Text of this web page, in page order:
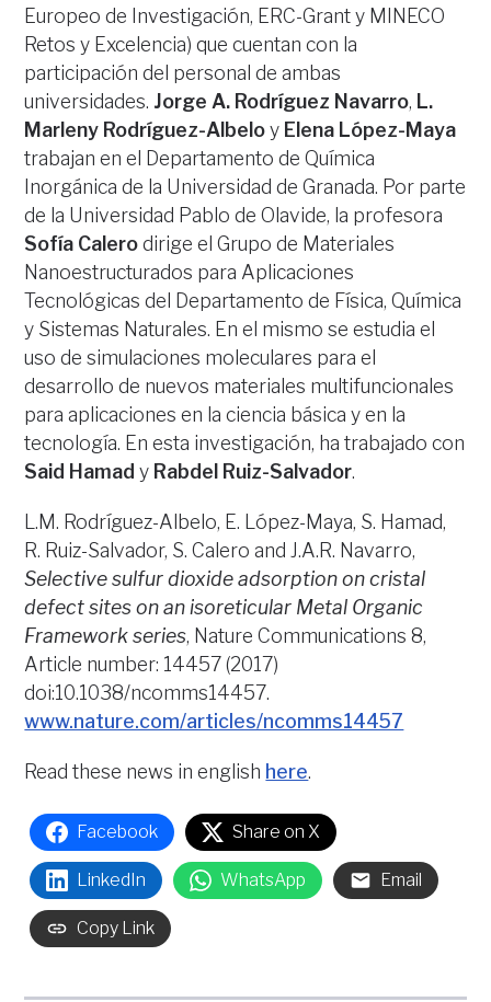
Europeo de Investigación, ERC-Grant y MINECO
Retos y Excelencia) que cuentan con la
participación del personal de ambas
universidades. Jorge A. Rodríguez Navarro, L.
Marleny Rodríguez-Albeloy Elena López-Maya
trabajan en el Departamento de Química
Inorgánica de la Universidad de Granada. Por parte
de la Universidad Pablo de Olavide, la profesora
Sofía Calerodirige el Grupo de Materiales
Nanoestructurados para Aplicaciones
Tecnológicas del Departamento de Física, Química
y Sistemas Naturales. En el mismo se estudia el
uso de simulaciones moleculares para el
desarrollo de nuevos materiales multifuncionales
para aplicaciones en la ciencia básica y en la
tecnología. En esta investigación, ha trabajado con
Said Hamad y Rabdel Ruiz-Salvador.
L.M. Rodríguez-Albelo, E. López-Maya, S. Hamad,
R. Ruiz-Salvador, S. Calero and J.A.R. Navarro,
Selective sulfur dioxide adsorption on cristal
defect sites on an isoreticular Metal Organic
Framework series, Nature Communications 8,
Article number: 14457 (2017)
doi:10.1038/ncomms14457.
www.nature.com/articles/ncomms14457
Read these news in english here.
Facebook Share on X
LinkedIn WhatsApp Email
Copy Link